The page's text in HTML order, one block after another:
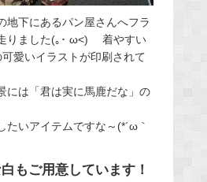
地下にあるパン屋さんへフラ
りました(｡･ ω<)ゞ 着やすい
愛いイラストが印刷されて
には「君は実に馬鹿だな」の
たいアイテムですな～(*´ω｀
もご用意しています！